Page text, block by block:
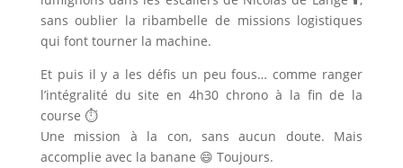
sans oublier la ribambelle de missions logistiques
qui font tourner la machine.
Et puis il y a les défis un peu fous… comme ranger
l’intégralité du site en 4h30 chrono à la fin de la
course ⏱️
Une mission à la con, sans aucun doute. Mais
accomplie avec la banane 😄 Toujours.